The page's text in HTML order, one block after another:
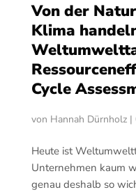
Von der
Klima
Cycle
von Hannah Dürnholz|
Heute ist
Unternehmen kaum
genau deshalb so